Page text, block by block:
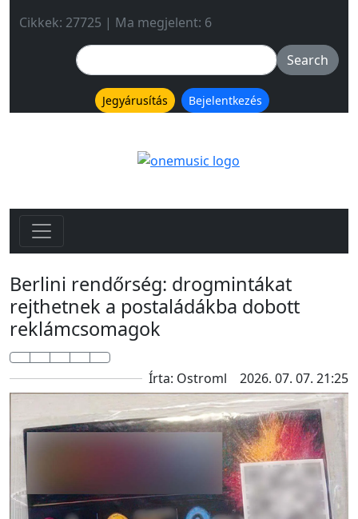
Cikkek: 27725 | Ma megjelent: 6
Jegyárusítás Bejelentkezés
Berlini rendőrség: drogmintákat
rejthetnek a postaládákba dobott
reklámcsomagok
Írta: Ostroml 2026. 07. 07. 21:25